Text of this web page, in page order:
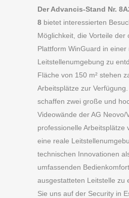
Der Advancis-Stand Nr.
8 bietet interessierten
Möglichkeit, die Vorteile der
Plattform WinGuard in einer
Leitstellenumgebung zu
Fläche von 150 m² stehen
Arbeitsplätze zur
schaffen zwei große und
Videowände der AG Neovo/
professionelle Arbeitsplätze
eine reale
technischen Innovationen
umfassenden
ausgestatteten Leitstelle zu
Sie uns auf der Security in